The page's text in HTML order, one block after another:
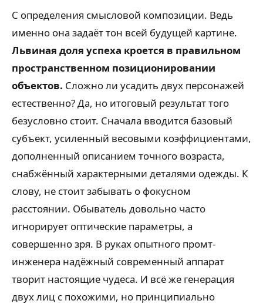
С определения смысловой композиции. Ведь
именно она задаёт тон всей будущей картине.
Львиная доля успеха кроется в правильном
пространственном позиционировании
объектов. Сложно ли усадить двух персонажей
естественно? Да, но итоговый результат того
безусловно стоит. Сначала вводится базовый
субъект, усиленный весовыми коэффициентами,
дополненный описанием точного возраста,
снабжённый характерными деталями одежды. К
слову, не стоит забывать о фокусном
расстоянии. Обыватель довольно часто
игнорирует оптические параметры, а
совершенно зря. В руках опытного промт-
инженера надёжный современный аппарат
творит настоящие чудеса. И всё же генерация
двух лиц с похожими, но принципиально